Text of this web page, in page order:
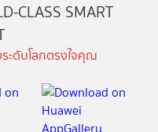
CLASS SMART
ะดับโลกตรงใจคุณ